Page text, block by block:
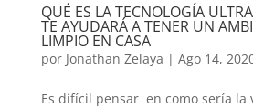
QUÉ ES LA TECNOLOGÍA
TE AYUDARÁ A TENER UN
LIMPIO EN CASA
por Jonathan Zelaya | Ago 14,
Es difícil pensar en como sería la